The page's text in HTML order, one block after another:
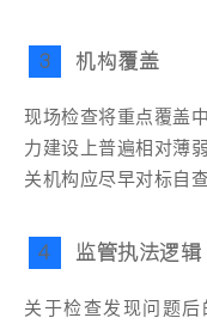
3 机构覆盖
现场检查将重点覆盖
力建设上普遍相对薄
关机构应尽早对标自
4 监管执法逻辑
关于检查发现问题